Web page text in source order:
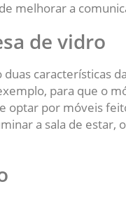
melhorar a
de vidro
duas características
para que o
optar por móveis
a sala de estar,